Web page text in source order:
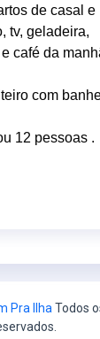
de casal e
tv, geladeira,
café da
com
12 pessoas .
Pra Ilha Todos